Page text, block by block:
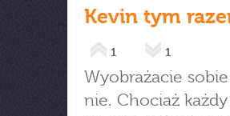
Kevin tym
1 1
Wyobrażacie
nie. Chociaż